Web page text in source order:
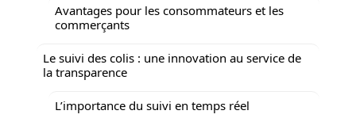
Avantages pour les consommateurs et les
commerçants
Le suivi des colis : une innovation au service de
la transparence
L’importance du suivi en temps réel